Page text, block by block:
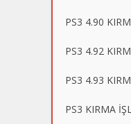
PS3 4.90
PS3 4.92
PS3 4.93
PS3 KIRMA